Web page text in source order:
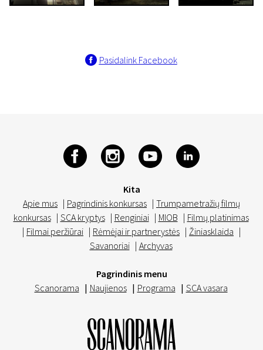
Pasidalink Facebook
Kita
Apie mus | Pagrindinis konkursas | Trumpametražių filmų
konkursas | SCA kryptys | Renginiai | MIOB | Filmų platinimas
| Filmai peržiūrai | Rėmėjai ir partnerystės | Žiniasklaida |
Savanoriai | Archyvas
Pagrindinis menu
Scanorama | Naujienos | Programa | SCA vasara